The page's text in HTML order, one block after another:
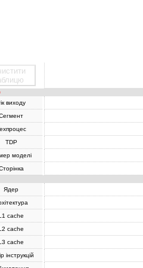
виходу
TDP
моделі
Ядер
cache
cache
cache
інструкцій